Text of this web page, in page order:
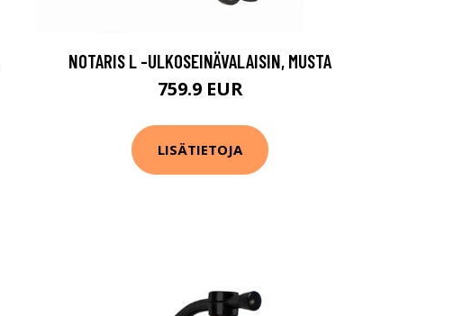
NOTARIS L -ULKOSEINÄVALAISIN, MUSTA
759.9 EUR
LISÄTIETOJA